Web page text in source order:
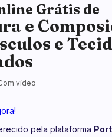
Grátis de
e
e
vídeo
pela plataforma